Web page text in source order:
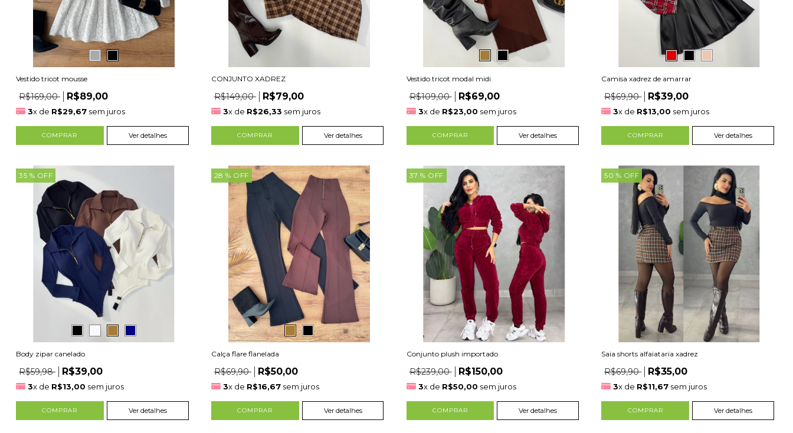
Vestido tricot mousse
R$169,00 R$89,00
3x de R$29,67 sem juros
COMPRAR Ver detalhes
CONJUNTO XADREZ
R$149,00 R$79,00
3x de R$26,33 sem juros
COMPRAR Ver detalhes
Vestido tricot modal midi
R$109,00 R$69,00
3x de R$23,00 sem juros
COMPRAR Ver detalhes
Camisa xadrez de amarrar
R$69,90 R$39,00
3x de R$13,00 sem juros
COMPRAR Ver detalhes
35 % OFF
Body zipar canelado
R$59,98 R$39,00
3x de R$13,00 sem juros
COMPRAR Ver detalhes
28 % OFF
Calça flare flanelada
R$69,90 R$50,00
3x de R$16,67sem juros
COMPRAR Ver detalhes
37 % OFF
Conjunto plush importado
R$239,00 R$150,00
3x de R$50,00 sem juros
COMPRAR Ver detalhes
50 % OFF
Saia shorts alfaiataria xadrez
R$69,90 R$35,00
3x de R$11,67 sem juros
COMPRAR Ver detalhes